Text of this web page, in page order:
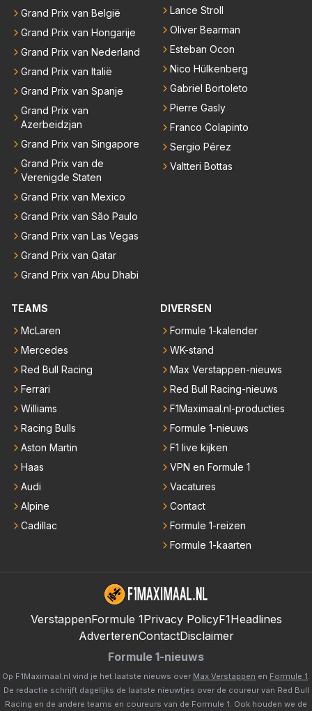
Grand Prix van België
Grand Prix van Hongarije
Grand Prix van Nederland
Grand Prix van Italië
Grand Prix van Spanje
Grand Prix van
Azerbeidzjan
Grand Prix van Singapore
Grand Prix van de
Verenigde Staten
Grand Prix van Mexico
Grand Prix van São Paulo
Grand Prix van Las Vegas
Grand Prix van Qatar
Grand Prix van Abu Dhabi
Lance Stroll
Oliver Bearman
Esteban Ocon
Nico Hülkenberg
Gabriel Bortoleto
Pierre Gasly
Franco Colapinto
Sergio Pérez
Valtteri Bottas
TEAMS
McLaren
Mercedes
Red Bull Racing
Ferrari
Williams
Racing Bulls
Aston Martin
Haas
Audi
Alpine
Cadillac
DIVERSEN
Formule 1-kalender
WK-stand
Max Verstappen-nieuws
Red Bull Racing-nieuws
F1Maximaal.nl-producties
Formule 1-nieuws
F1 live kijken
VPN en Formule 1
Vacatures
Contact
Formule 1-reizen
Formule 1-kaarten
VerstappenFormule 1Privacy PolicyF1Headlines
AdverterenContactDisclaimer
Formule 1-nieuws
Op F1Maximaal.nl vind je het laatste nieuws over Max Verstappen en Formule 1.
De redactie schrijft dagelijks de laatste nieuwtjes over de coureur van Red Bull
Racing en de andere teams en coureurs van de Formule 1. Ook houden we de